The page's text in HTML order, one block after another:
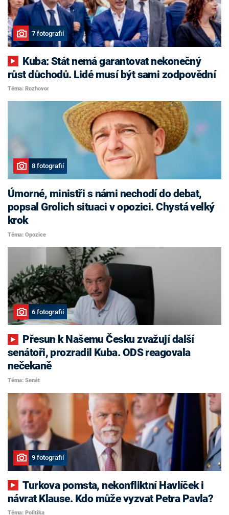
7 fotografií
růst důchodů. Lidé musí být sami zodpovědní
Téma: Rozhovor
8 fotografií
Úmorné, ministři s námi nechodí do debat,
popsal Grolich situaci v opozici. Chystá velký
krok
Téma: Opozice
6 fotografií
senátoři, prozradil Kuba. ODS reagovala
nečekaně
Téma: Senát
9 fotografií
Turkova pomsta, nekonfliktní Havlíček i
návrat Klause. Kdo může vyzvat Petra Pavla?
Téma: Politika